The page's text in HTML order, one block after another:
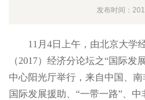
发布时间：
11月4日上午，由北京大学
（2017）经济分论坛之“国际发
中心阳光厅举行，来自中国、
国际发展援助、“一带一路”、